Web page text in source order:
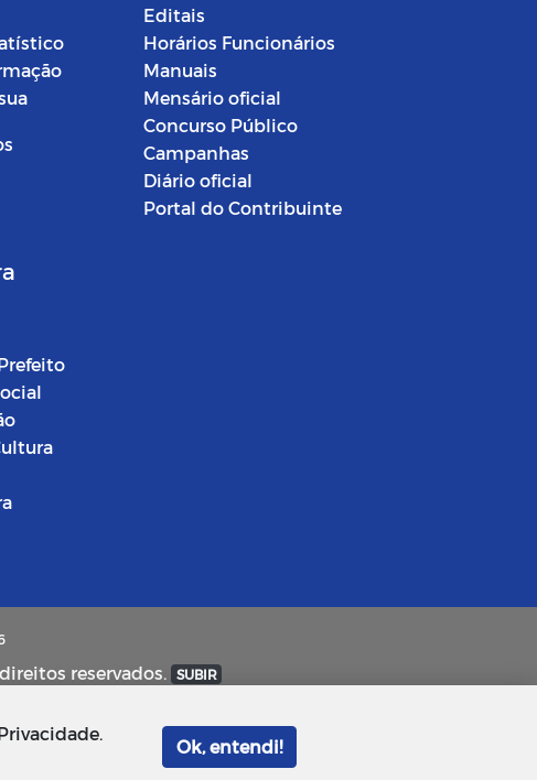
Editais
Horários Funcionários
Manuais
Mensário oficial
Concurso Público
Campanhas
Diário oficial
Portal do Contribuinte
reservados. SUBIR
Ok, entendi!